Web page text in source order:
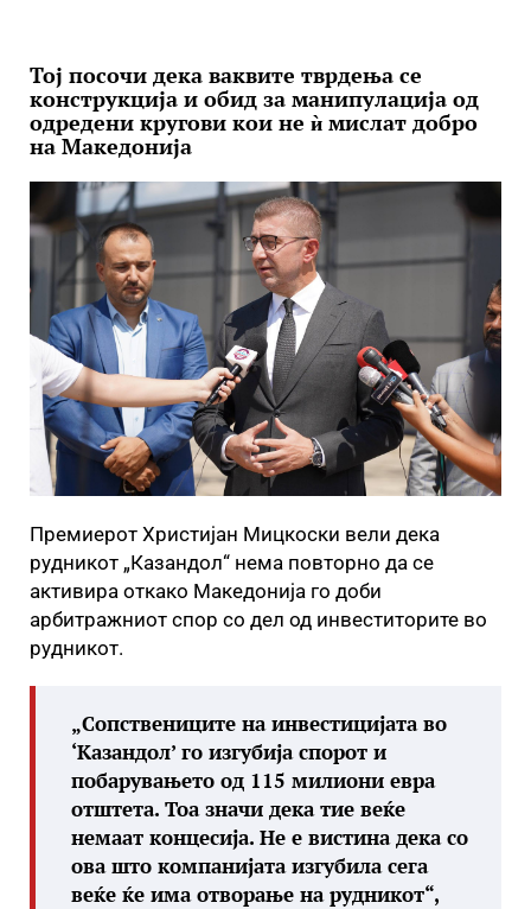
Тој посочи дека ваквите тврдења се
конструкција и обид за манипулација од
одредени кругови кои не ѝ мислат добро
на Македонија
Премиерот Христијан Мицкоски вели дека
рудникот „Казандол“ нема повторно да се
активира откако Македонија го доби
арбитражниот спор со дел од инвеститорите во
рудникот.
„Сопствениците на инвестицијата во
‘Казандол’ го изгубија спорот и
побарувањето од 115 милиони евра
отштета. Тоа значи дека тие веќе
немаат концесија. Не е вистина дека со
ова што компанијата изгубила сега
веќе ќе има отворање на рудникот“,